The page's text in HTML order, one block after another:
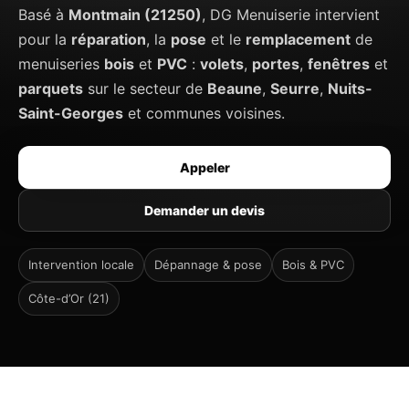
Basé à Montmain (21250), DG Menuiserie intervient
pour la réparation, la pose et le remplacement de
menuiseries bois et PVC : volets, portes, fenêtres et
parquets sur le secteur de Beaune, Seurre, Nuits-
Saint-Georges et communes voisines.
Appeler
Demander un devis
Intervention locale Dépannage & pose Bois & PVC
Côte-d’Or (21)